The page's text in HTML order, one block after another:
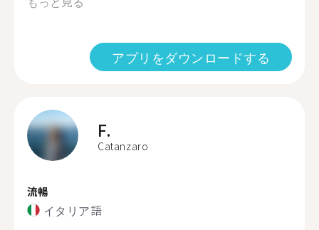
アプリをダウンロードする
F.
Catanzaro
流暢
イタリア語